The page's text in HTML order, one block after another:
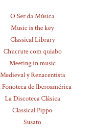
O Ser da Música
Music is the key
Classical Library
Chucrute com quiabo
Meeting in music
Medieval y Renacentista
Fonoteca de Iberoamérica
La Discoteca Clásica
Classical Pippo
Susato